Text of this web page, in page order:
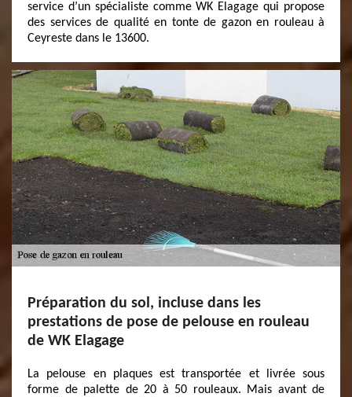
service d’un spécialiste comme WK Elagage qui propose
des services de qualité en tonte de gazon en rouleau à
Ceyreste dans le 13600.
Préparation du sol, incluse dans les
prestations de pose de pelouse en rouleau
de WK Elagage
La pelouse en plaques est transportée et livrée sous
forme de palette de 20 à 50 rouleaux. Mais avant de